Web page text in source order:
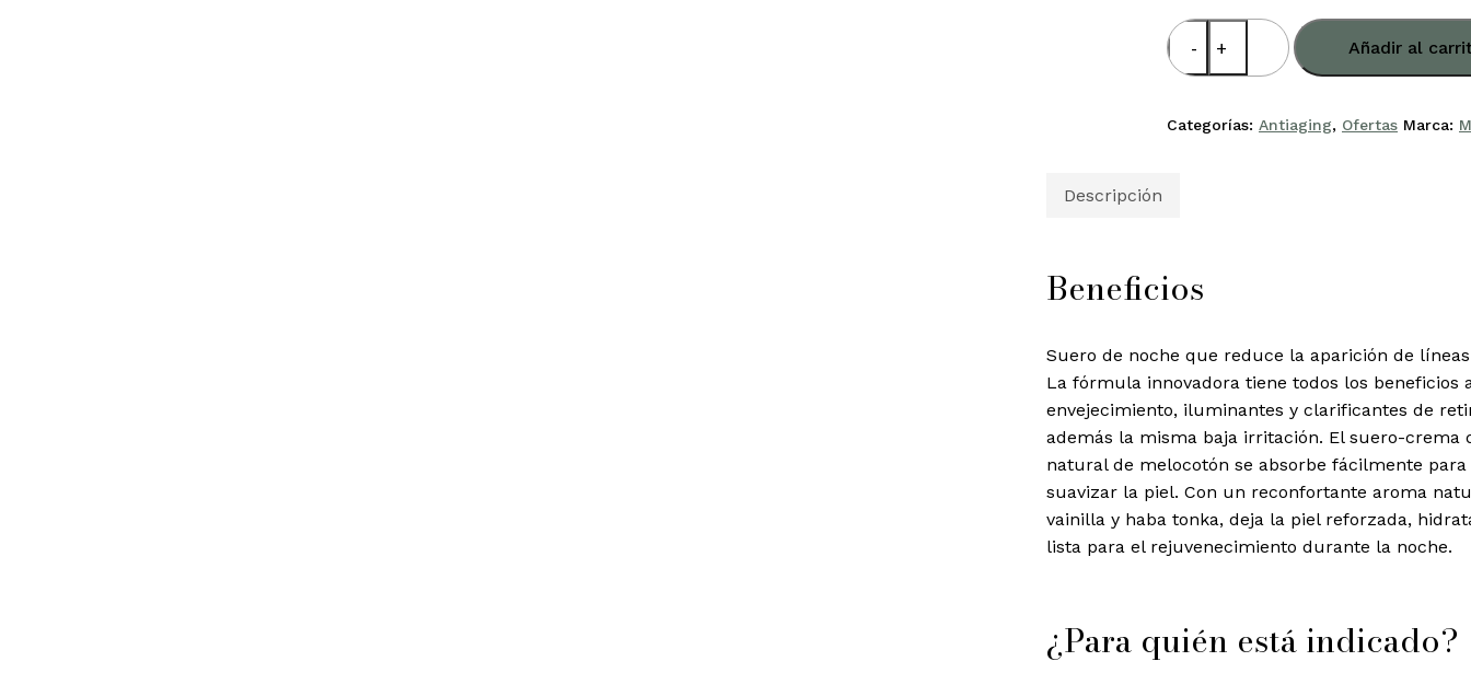
CRYSTAL
RETINAL
Añadir al
Categorías: Antiaging, Ofertas Marca:
Descripción
Beneficios
Suero de noche que reduce la aparición de
La fórmula innovadora tiene todos los beneficios
envejecimiento, iluminantes y clarificantes de
además la misma baja irritación. El suero-crema
natural de melocotón se absorbe fácilmente
suavizar la piel. Con un reconfortante aroma
vainilla y haba tonka, deja la piel reforzada,
lista para el rejuvenecimiento durante la noche.
¿Para quién está indicado?